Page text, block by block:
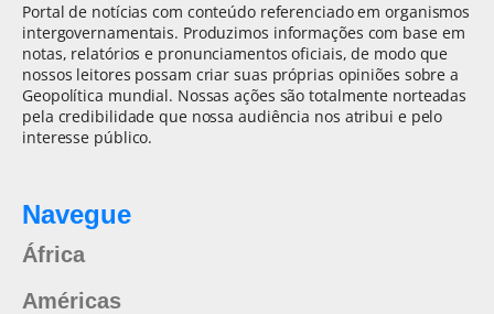
Portal de notícias com conteúdo referenciado em organismos
intergovernamentais. Produzimos informações com base em
notas, relatórios e pronunciamentos oficiais, de modo que
nossos leitores possam criar suas próprias opiniões sobre a
Geopolítica mundial. Nossas ações são totalmente norteadas
pela credibilidade que nossa audiência nos atribui e pelo
interesse público.
Navegue
África
Américas